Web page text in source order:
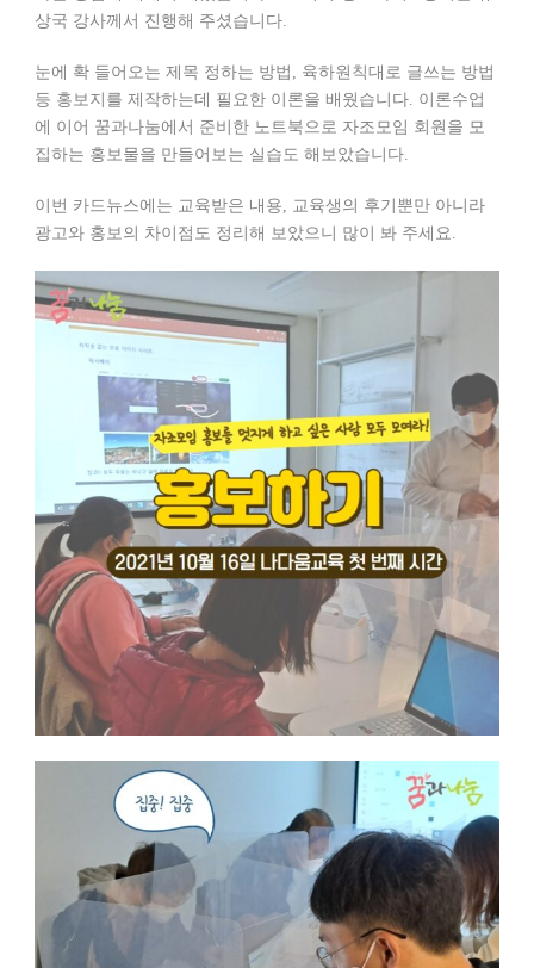
상국 강사께서 진행해 주셨습니다.
눈에 확 들어오는 제목 정하는 방법, 육하원칙대로 글쓰는 방법
등 홍보지를 제작하는데 필요한 이론을 배웠습니다. 이론수업
에 이어 꿈과나눔에서 준비한 노트북으로 자조모임 회원을 모
집하는 홍보물을 만들어보는 실습도 해보았습니다.
이번 카드뉴스에는 교육받은 내용, 교육생의 후기뿐만 아니라
광고와 홍보의 차이점도 정리해 보았으니 많이 봐 주세요.